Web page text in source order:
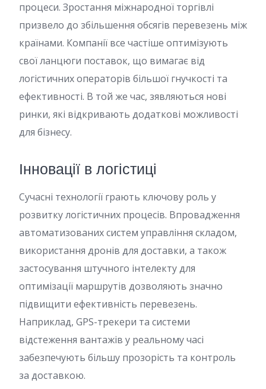
процеси. Зростання міжнародної торгівлі
призвело до збільшення обсягів перевезень між
країнами. Компанії все частіше оптимізують
свої ланцюги поставок, що вимагає від
логістичних операторів більшої гнучкості та
ефективності. В той же час, зявляються нові
ринки, які відкривають додаткові можливості
для бізнесу.
Інновації в логістиці
Сучасні технології грають ключову роль у
розвитку логістичних процесів. Впровадження
автоматизованих систем управління складом,
використання дронів для доставки, а також
застосування штучного інтелекту для
оптимізації маршрутів дозволяють значно
підвищити ефективність перевезень.
Наприклад, GPS-трекери та системи
відстеження вантажів у реальному часі
забезпечують більшу прозорість та контроль
за доставкою.